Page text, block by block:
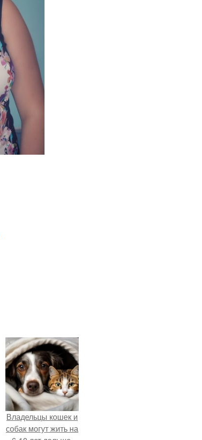
Владельцы кошек и
собак могут жить на